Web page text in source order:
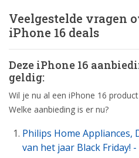
Veelgestelde vragen
iPhone 16 deals
Deze iPhone 16
geldig:
Wil je nu al een iPhone 16
Welke aanbieding is er nu?
Philips Home
van het jaar Black Friday!